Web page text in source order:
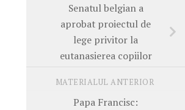
Senatul belgian a
aprobat proiectul de
lege privitor la
eutanasierea copiilor
MATERIALUL ANTERIOR
Papa Francisc: